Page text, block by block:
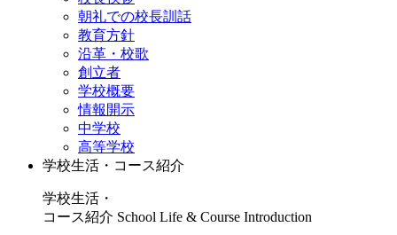
朝礼での校長訓話
教育方針
沿革・校歌
創立者
学校概要
情報開示
中学校
高等学校
学校生活・コース紹介
学校生活・
コース紹介 School Life & Course Introduction